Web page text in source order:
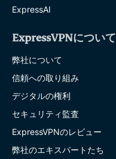
ExpressAI
ExpressVPNについて
弊社について
信頼への取り組み
デジタルの権利
セキュリティ監査
ExpressVPNのレビュー
弊社のエキスパートたち